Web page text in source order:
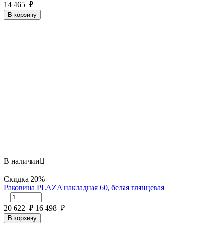
14 465 ₽
В корзину
В наличии
Скидка 20%
Раковина PLAZA накладная 60, белая глянцевая
+
−
20 622 ₽ 16 498 ₽
В корзину